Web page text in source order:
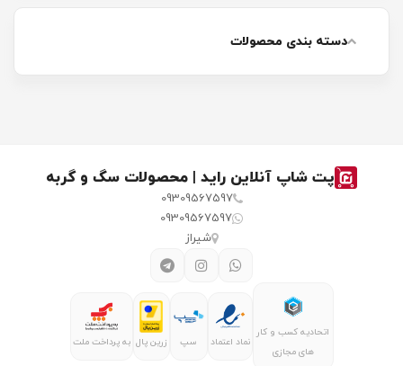
دسته بندی محصولات
پت شاپ آنلاین راید | محصولات سگ و گربه
09309567597
09309567597
شیراز
اتحادیه کسب و کار
های مجازی
نماد اعتماد سپ زرین پال به پرداخت ملت